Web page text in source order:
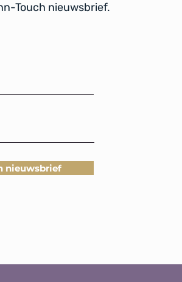
Touch nieuwsbrief.
nieuwsbrief